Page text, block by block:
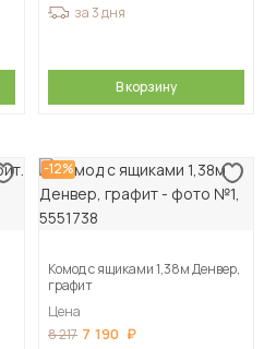
за 3 дня
В корзину
-12%
Комод с ящиками 1,38м Денвер,
графит
Цена
8 217 7 190